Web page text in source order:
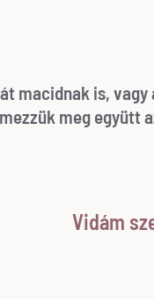
macidnak is,
meg együtt
Vidám